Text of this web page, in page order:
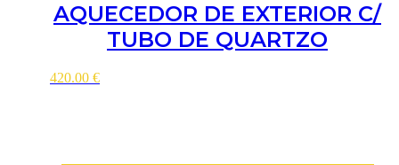
AQUECEDOR DE EXTERIOR C/
TUBO DE QUARTZO
420.00 €